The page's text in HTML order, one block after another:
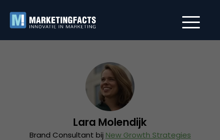
Lara Molendijk
Brand Consultant bij New Growth Strategies